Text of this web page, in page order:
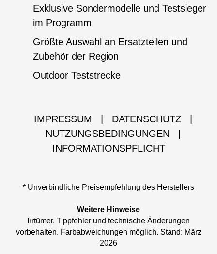
Exklusive Sondermodelle und Testsieger
im Programm
Größte Auswahl an Ersatzteilen und
Zubehör der Region
Outdoor Teststrecke
IMPRESSUM DATENSCHUTZ
NUTZUNGSBEDINGUNGEN
INFORMATIONSPFLICHT
* Unverbindliche Preisempfehlung des Herstellers
Weitere Hinweise
Irrtümer, Tippfehler und technische Änderungen
vorbehalten. Farbabweichungen möglich. Stand: März
2026